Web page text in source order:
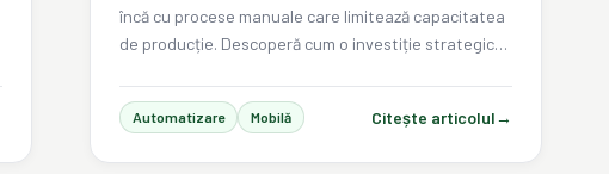
încă cu procese manuale care limitează capacitatea
de producție. Descoperă cum o investiție strategică
operațională.
Automatizare Mobilă Citește articolul→